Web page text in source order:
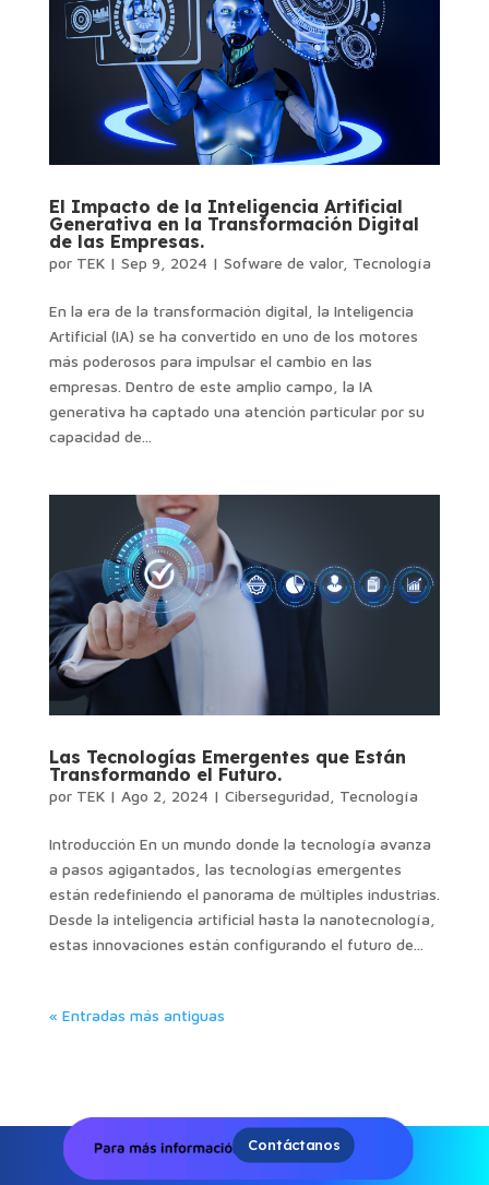
El Impacto de la Inteligencia Artificial
Generativa en la Transformación Digital
de las Empresas.
por TEK| Sep 9, 2024 | Sofware de valor, Tecnología
En la era de la transformación digital, la Inteligencia
Artificial (IA) se ha convertido en uno de los motores
más poderosos para impulsar el cambio en las
empresas. Dentro de este amplio campo, la IA
generativa ha captado una atención particular por su
capacidad de...
Las Tecnologías Emergentes que Están
Transformando el Futuro.
por TEK| Ago 2, 2024 | Ciberseguridad Tecnología
Introducción En un mundo donde la tecnología avanza
a pasos agigantados, las tecnologías emergentes
están redefiniendo el panorama de múltiples industrias.
Desde la inteligencia artificial hasta la nanotecnología,
estas innovaciones están configurando el futuro de...
« Entradas más antiguas
Contáctanos